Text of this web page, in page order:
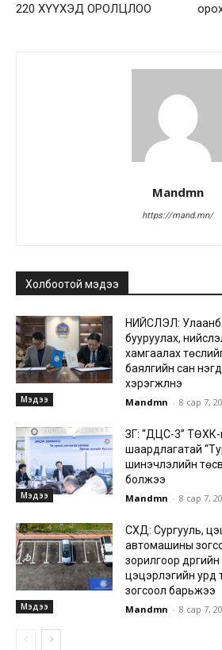
220 ХҮҮХЭД ОРОЛЦЛОО
Mandmn
https://mand.mn/
Холбоотой мэдээ
Мэдээ
НИЙСЛЭЛ:
бууруулах,
хамгаалах
баялгийн сан
хэрэгжүүлнэ
Mandmn - 8 сар 7,
Мэдээ
ЗГ: “ДЦС-3” ТӨХК-
шаардлагатай
шинэчлэлийн
болжээ
Mandmn - 8 сар 7,
Мэдээ
СХД: Сургууль,
автомашины
зорилгоор
цэцэрлэгийн урд
зогсоол барьжээ
Mandmn - 8 сар 7,